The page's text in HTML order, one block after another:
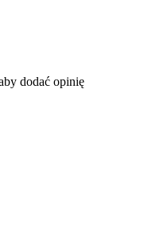
dodać opinię